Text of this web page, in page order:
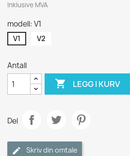
Inklusive MVA
modell: V1
V1 V2
Antall
 LEGG I KURV
Del
Skriv din omtale